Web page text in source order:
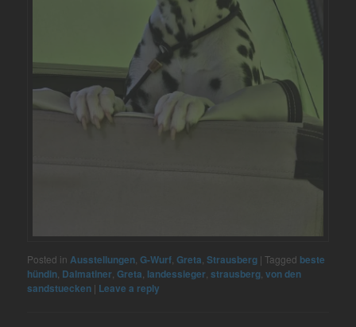
Posted in Ausstellungen ,G-Wurf ,Greta ,Strausberg |Tagged beste
hündin Dalmatiner ,Greta landessieger ,strausberg ,von den
sandstuecken | Leave a reply